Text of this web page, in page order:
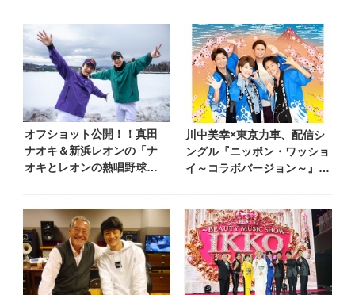
オフショット公開！！真田
ナオキ＆新浜レオンの「ナ
オキとレオンの熱唱野球
雪国野球部の強さの秘訣を
解き明かせ！～
川中美幸×東京力車、配信シ
ングル『ニッポン・ワッショ
イ～コラボバージョン～』8